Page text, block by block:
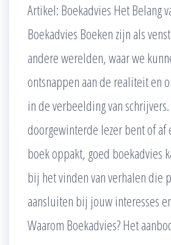
Artikel: Boekadvies Het Belang
Boekadvies Boeken zijn als
andere werelden, waar we
ontsnappen aan de realiteit en
in de verbeelding van
doorgewinterde lezer bent of af
boek oppakt, goed boekadvies
bij het vinden van verhalen die
aansluiten bij jouw interesses
Waarom Boekadvies? Het